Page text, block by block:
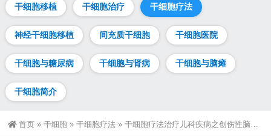
干细胞移植 干细胞治疗 干细胞疗法
神经干细胞移植 间充质干细胞 干细胞医院
干细胞与糖尿病 干细胞与肾病 干细胞与脑瘫
干细胞简介
首页 » 干细胞 » 干细胞疗法 » 干细胞疗法治疗儿科疾病之创伤性脑损伤